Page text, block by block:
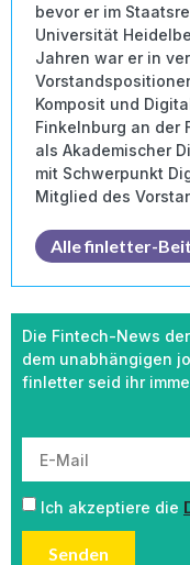
Die Fintech-News
dem unabhängigen
finletter seid ihr
Ich akzeptiere die
Senden
bevor er im
Universität
Jahren war er in
Komposit und
Finkelnburg an der
als Akademischer
mit Schwerpunkt
Mitglied des
Alle finletter-